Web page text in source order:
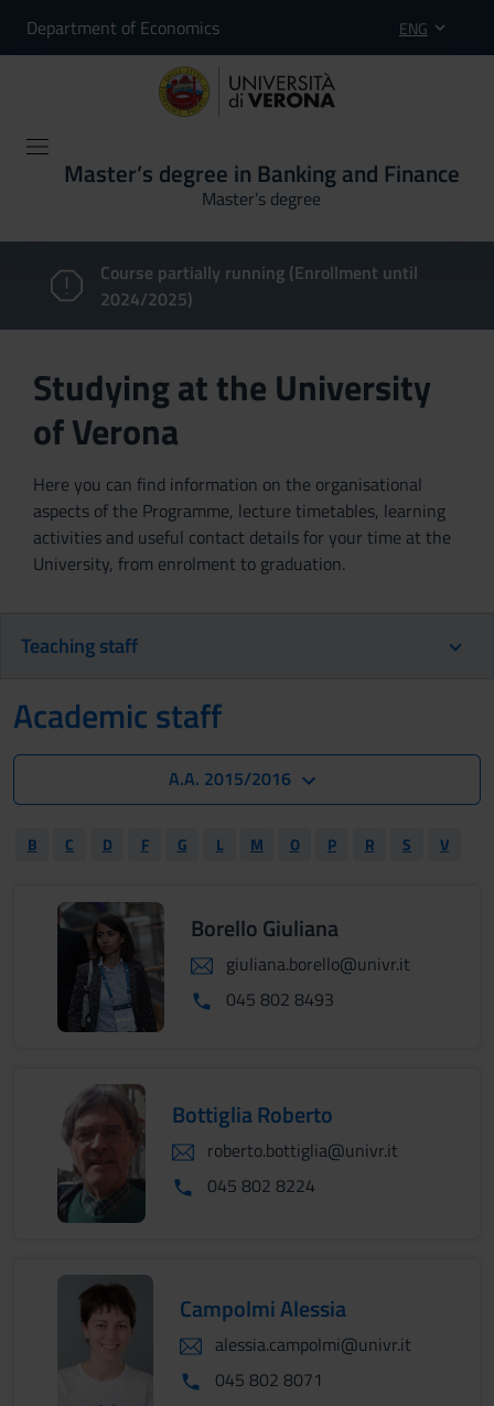
Department of Economics ENG
Master’s degree in Banking and Finance
Master’s degree
Course partially running (Enrollment until
2024/2025)
Studying at the University
of Verona
Here you can find information on the organisational
aspects of the Programme, lecture timetables, learning
activities and useful contact details for your time at the
University, from enrolment to graduation.
Teaching staff
Academic staff
A.A. 2015/2016
B C D F G L M O P R S V
Borello Giuliana
giuliana.borello@univr.it
045 802 8493
Bottiglia Roberto
roberto.bottiglia@univr.it
045 802 8224
Campolmi Alessia
alessia.campolmi@univr.it
045 802 8071